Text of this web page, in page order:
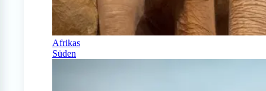
Afrikas
Süden